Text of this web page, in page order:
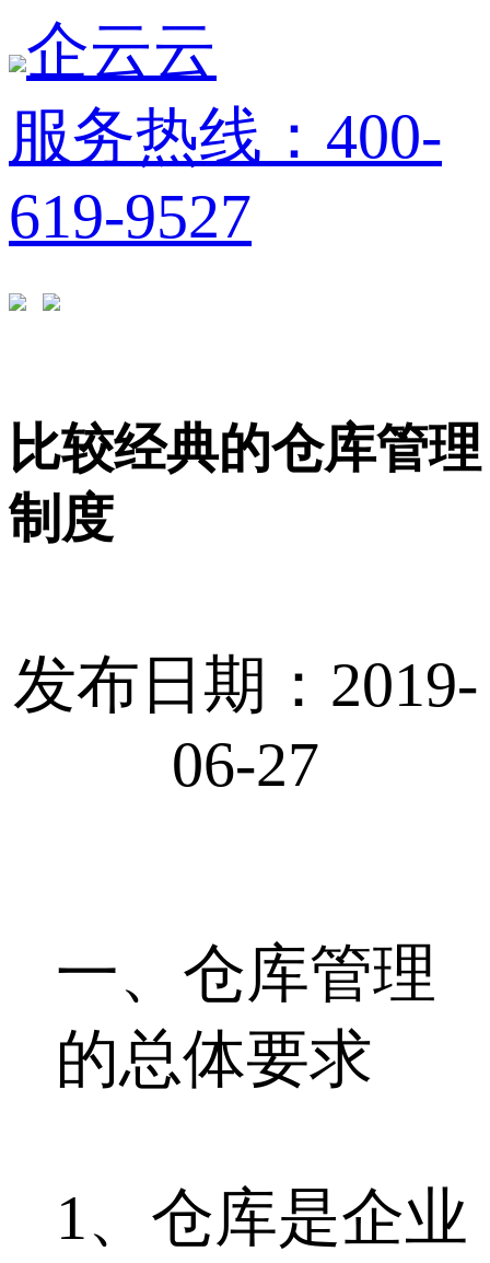
企云云
服务热线：400-
619-9527
比较经典的仓库管理
制度
发布日期：2019-
06-27
一、仓库管理
的总体要求
1、仓库是企业